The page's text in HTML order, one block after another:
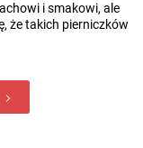
i smakowi, ale
że takich pierniczków